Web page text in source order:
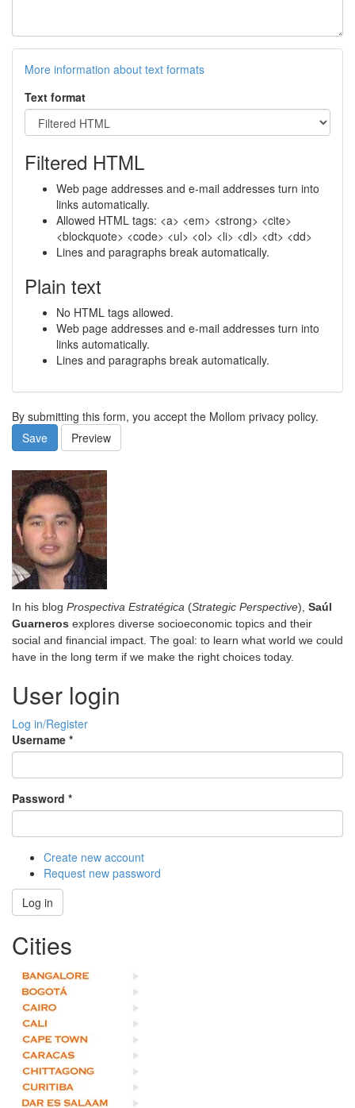
More information about text formats
Text format
Filtered HTML
Web page addresses and e-mail addresses turn into
links automatically.
Allowed HTML tags: <a> <em> <strong> <cite>
<blockquote> <code> <ul> <ol> <li> <dl> <dt> <dd>
Lines and paragraphs break automatically.
Plain text
No HTML tags allowed.
Web page addresses and e-mail addresses turn into
links automatically.
Lines and paragraphs break automatically.
By submitting this form, you accept the Mollom privacy policy.
Save
Preview
In his blog Prospectiva Estratégica (Strategic Perspective), Saúl
Guarneros explores diverse socioeconomic topics and their
social and financial impact. The goal: to learn what world we could
have in the long term if we make the right choices today.
User login
Log in/Register
Username *
Password *
Create new account
Request new password
Log in
Cities